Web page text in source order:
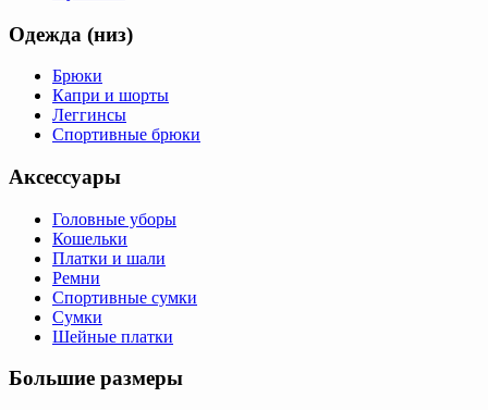
Одежда (низ)
Брюки
Капри и шорты
Леггинсы
Спортивные брюки
Аксессуары
Головные уборы
Кошельки
Платки и шали
Ремни
Спортивные сумки
Сумки
Шейные платки
Большие размеры